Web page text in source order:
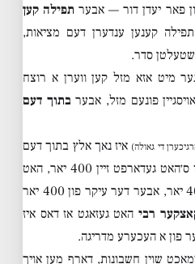
פאר יעדן דור — אבער תפילה קען
קענען ענדערן דעם מציאות,
סדר.
מיט אזא מזל קען ווערן א רוצח
פונעם מזל, אבערבתוך דעם
די גאולה) איז נאך אלץ בתוך דעם
סדר — ווי ביי גלות מצרים, וואו ס׳האט געדארפט זיין 400 יאר, האט
מען געמאכט א “בחינה” פון 400 יאר, אבער דער עיקר פון 400 יאר
רבי האט געזאגט אז דאס איז
פון א העכערע מדריגה.
שוין חשבונות, דארף מען אויך